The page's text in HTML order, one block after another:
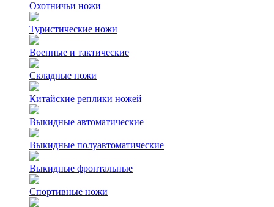
Охотничьи ножи
Туристические ножи
Военные и тактические
Складные ножи
Китайские реплики ножей
Выкидные автоматические
Выкидные полуавтоматические
Выкидные фронтальные
Спортивные ножи